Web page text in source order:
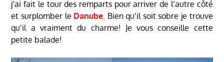
j’ai fait le tour des remparts pour arriver de l’autre côté
et surplomber le Danube. Bien qu’il soit sobre je trouve
qu’il a vraiment du charme! Je vous conseille cette
petite balade!